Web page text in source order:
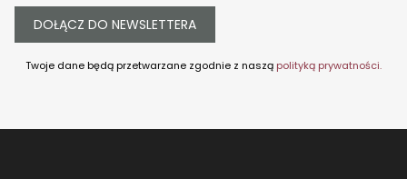
DOŁĄCZ DO NEWSLETTERA
Twoje dane będą przetwarzane zgodnie z naszą polityką prywatności.